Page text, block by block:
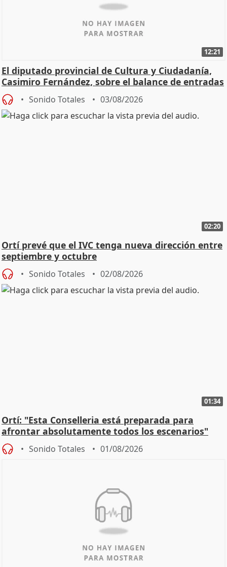
12:21
El diputado provincial de Cultura y Ciudadanía,
Casimiro Fernández, sobre el balance de entradas
Sonido Totales 03/08/2026
02:20
Ortí prevé que el IVC tenga nueva dirección entre
septiembre y octubre
Sonido Totales 02/08/2026
01:34
Ortí: "Esta Conselleria está preparada para
afrontar absolutamente todos los escenarios"
Sonido Totales 01/08/2026